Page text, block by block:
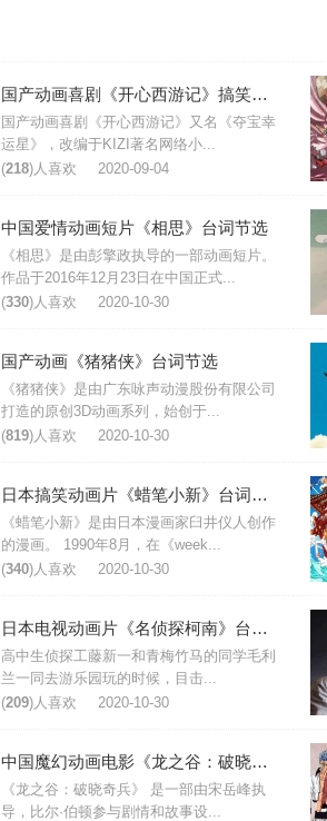
国产动画喜剧《开心西游记》搞笑台词
国产动画喜剧《开心西游记》又名《夺宝幸
运星》，改编于KIZI著名网络小...
(218)人喜欢 2020-09-04
中国爱情动画短片《相思》台词节选
《相思》是由彭擎政执导的一部动画短片。
作品于2016年12月23日在中国正式...
(330)人喜欢 2020-10-30
国产动画《猪猪侠》台词节选
《猪猪侠》是由广东咏声动漫股份有限公司
打造的原创3D动画系列，始创于...
(819)人喜欢 2020-10-30
日本搞笑动画片《蜡笔小新》台词对白
《蜡笔小新》是由日本漫画家臼井仪人创作
的漫画。 1990年8月，在《week...
(340)人喜欢 2020-10-30
日本电视动画片《名侦探柯南》台词语录
高中生侦探工藤新一和青梅竹马的同学毛利
兰一同去游乐园玩的时候，目击...
(209)人喜欢 2020-10-30
中国魔幻动画电影《龙之谷：破晓奇兵》影评台词
《龙之谷：破晓奇兵》 是一部由宋岳峰执
导，比尔·伯顿参与剧情和故事设...